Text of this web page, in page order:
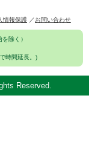
情報保護 お問い合わせ
除く）
時間延長。)
Reserved.